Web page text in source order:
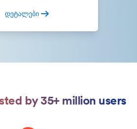
დეტალები
by 35+ million users